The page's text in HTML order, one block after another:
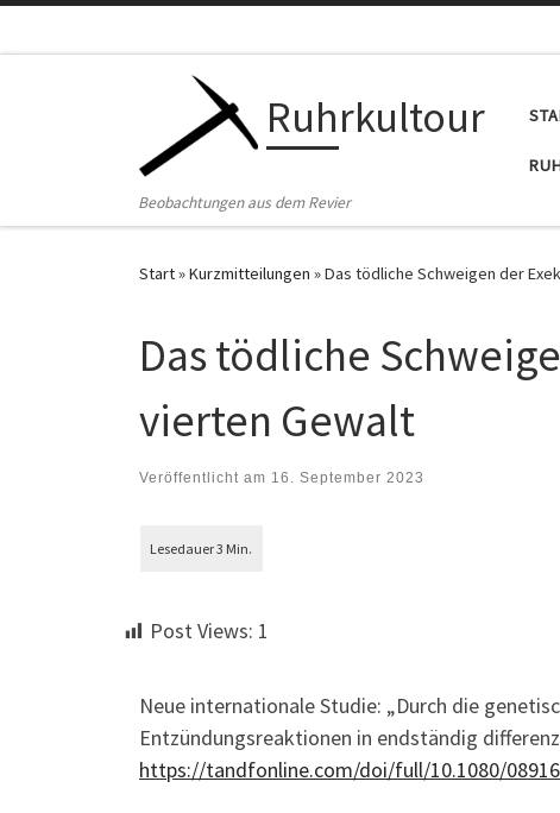
Ruhrkultour
Beobachtungen aus dem Revier
Start»Kurzmitteilungen »Das tödliche Schweigen der
Das tödliche
vierten Gewalt
Veröffentlicht am 16. September 2023
Post Views: 1
Neue internationale Studie: „Durch die
Entzündungsreaktionen in endständig
https://tandfonline.com/doi/full/10.1080/